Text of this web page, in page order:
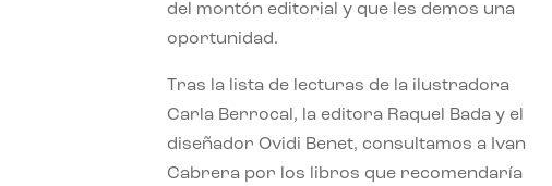
del montón editorial y que les demos una
oportunidad.
Tras la lista de lecturas de la ilustradora
Carla Berrocal, la editora Raquel Bada y el
diseñador Ovidi Benet, consultamos a Ivan
Cabrera por los libros que recomendaría